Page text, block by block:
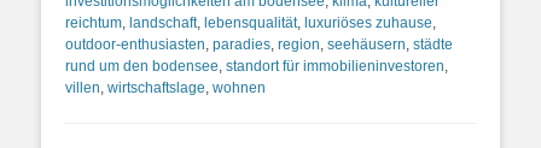
reichtum, landschaft, lebensqualität, luxuriöses zuhause,
outdoor-enthusiasten, paradies, region, seehäusern, städte
rund um den bodensee, standort für immobilieninvestoren,
villen, wirtschaftslage, wohnen